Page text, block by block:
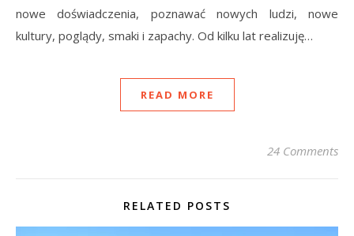
nowe doświadczenia, poznawać nowych ludzi, nowe
kultury, poglądy, smaki i zapachy. Od kilku lat realizuję…
READ MORE
24 Comments
RELATED POSTS